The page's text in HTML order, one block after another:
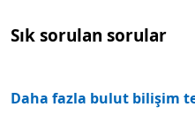
Sık sorulan sorular
Daha fazla bulut bilişim